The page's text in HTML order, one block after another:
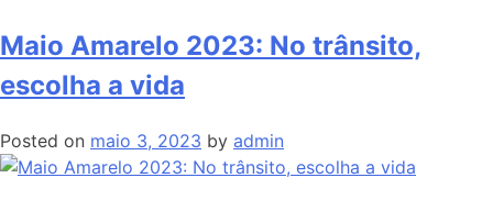
Maio Amarelo 2023: No trânsito,
escolha a vida
Posted on maio 3, 2023 by admin